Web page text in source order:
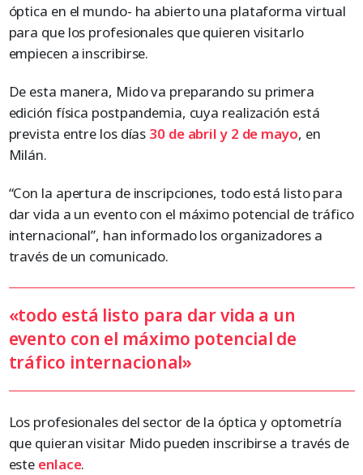
óptica en el mundo- ha abierto una plataforma virtual
para que los profesionales que quieren visitarlo
empiecen a inscribirse.
De esta manera, Mido va preparando su primera
edición física postpandemia, cuya realización está
prevista entre los días 30 de abril y 2 de mayo, en
Milán.
“Con la apertura de inscripciones, todo está listo para
dar vida a un evento con el máximo potencial de tráfico
internacional”, han informado los organizadores a
través de un comunicado.
«todo está listo para dar vida a un
evento con el máximo potencial de
tráfico internacional»
Los profesionales del sector de la óptica y optometría
que quieran visitar Mido pueden inscribirse a través de
este enlace.